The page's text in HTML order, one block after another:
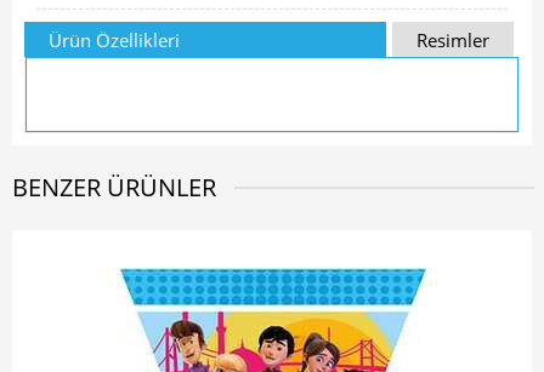
Ürün Özellikleri Resimler
BENZER ÜRÜNLER